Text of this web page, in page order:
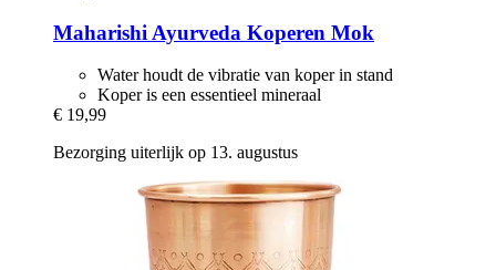
Maharishi Ayurveda Koperen Mok
Water houdt de vibratie van koper in stand
Koper is een essentieel mineraal
€ 19,99
Bezorging uiterlijk op 13. augustus